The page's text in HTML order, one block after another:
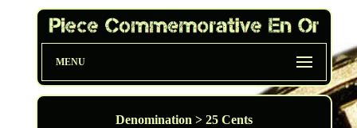
MENU
Denomination > 25 Cents